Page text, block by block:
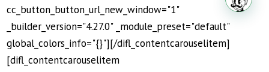
cc_button_button_url_new_window="1"
_builder_version="4.27.0" _module_preset="default"
global_colors_info="{}"][/difl_contentcarouselitem]
[difl_contentcarouselitem
Iniciemos un chat